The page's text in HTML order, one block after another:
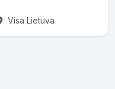
Visa Lietuva